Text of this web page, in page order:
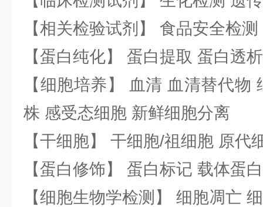
【相关检验试剂】 食品安全检
【蛋白纯化】 蛋白提取 蛋白透
【细胞培养】 血清 血清替代物
株 感受态细胞 新鲜细胞分离
【干细胞】 干细胞/祖细胞 原代
【蛋白修饰】 蛋白标记 载体蛋
【细胞生物学检测】 细胞凋亡